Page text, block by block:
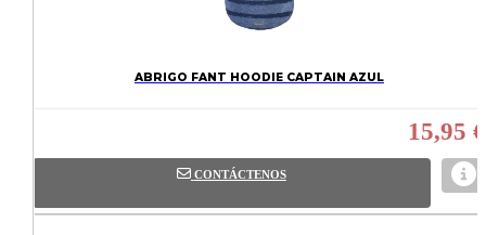
ABRIGO FANT HOODIE CAPTAIN AZUL
15,95 €
CONTÁCTENOS